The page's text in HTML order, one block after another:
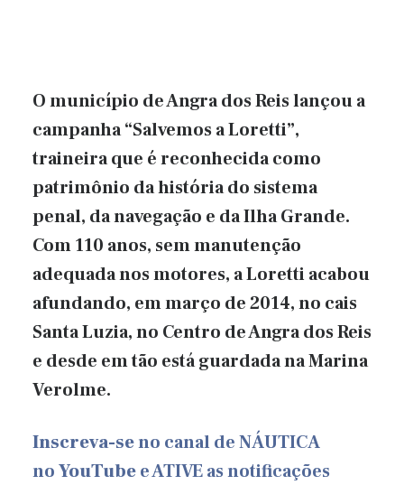
O município de Angra dos Reis lançou a
campanha “Salvemos a Loretti”,
traineira que é reconhecida como
patrimônio da história do sistema
penal, da navegação e da Ilha Grande.
Com 110 anos, sem manutenção
adequada nos motores, a Loretti acabou
afundando, em março de 2014, no cais
Santa Luzia, no Centro de Angra dos Reis
e desde em tão está guardada na Marina
Verolme.
Inscreva-seno canal de NÁUTICA
noYouTubee ATIVE as notificações